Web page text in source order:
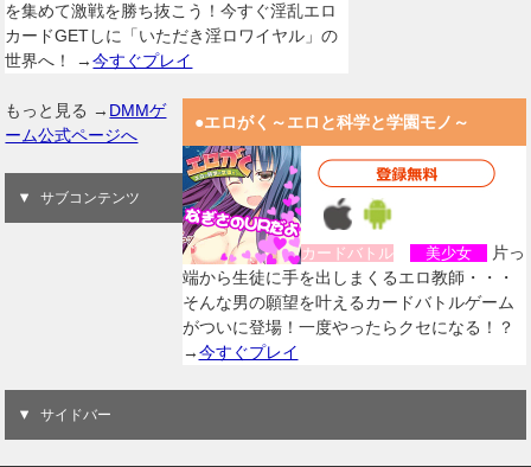
を集めて激戦を勝ち抜こう！今すぐ淫乱エロ
カードGETしに「いただき淫ロワイヤル」の
世界へ！ →今すぐプレイ
●エロがく～エロと科学と学園モノ～
カードバトル 美少女
片っ
端から生徒に手を出しまくるエロ教師・・・
そんな男の願望を叶えるカードバトルゲーム
がついに登場！一度やったらクセになる！？
→今すぐプレイ
もっと見る → DMMゲ
ーム公式ページへ
サブコンテンツ
サイドバー